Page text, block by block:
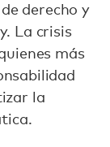
derecho y
La crisis
más
la